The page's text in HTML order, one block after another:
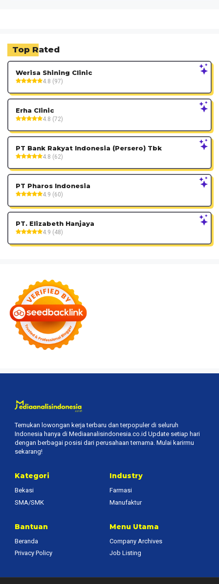
Top Rated
Werisa Shining Clinic
4.8 (97)
Erha Clinic
4.8 (72)
PT Bank Rakyat Indonesia (Persero) Tbk
4.8 (62)
PT Pharos Indonesia
4.9 (60)
PT. Elizabeth Hanjaya
4.9 (48)
Temukan lowongan kerja terbaru dan terpopuler di seluruh
Indonesia hanya di Mediaanalisindonesia.co.id Update setiap hari
dengan berbagai posisi dari perusahaan ternama. Mulai karirmu
sekarang!
Kategori
Bekasi
SMA/SMK
Industry
Farmasi
Manufaktur
Bantuan
Beranda
Privacy Policy
Menu Utama
Company Archives
Job Listing